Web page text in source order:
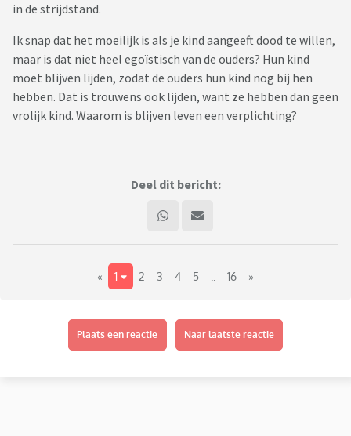
in de strijdstand.
Ik snap dat het moeilijk is als je kind aangeeft dood te willen,
maar is dat niet heel egoïstisch van de ouders? Hun kind
moet blijven lijden, zodat de ouders hun kind nog bij hen
hebben. Dat is trouwens ook lijden, want ze hebben dan geen
vrolijk kind. Waarom is blijven leven een verplichting?
Deel dit bericht:
« 1 2 3 4 5 16 »
Plaats een reactie Naar laatste reactie